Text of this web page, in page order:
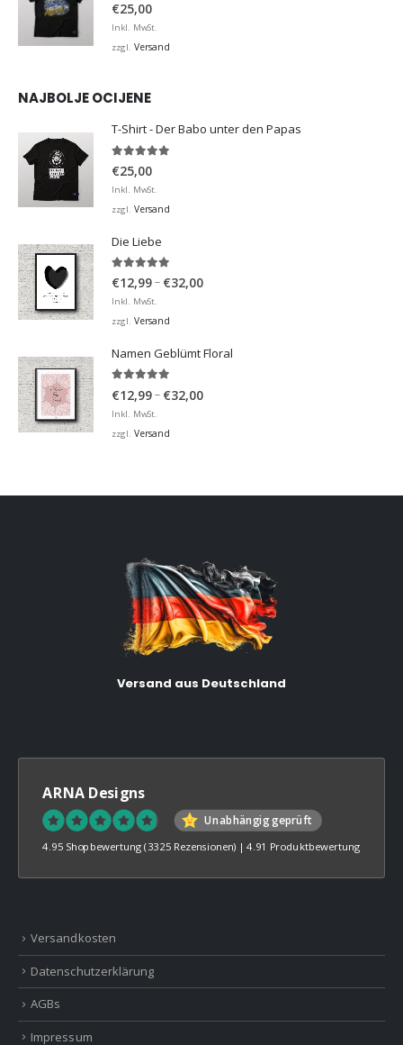
0 von 5
€25,00
Inkl. MwSt.
zzgl. Versand
NAJBOLJE OCIJENE
T-Shirt - Der Babo unter den Papas
€25,00
Inkl. MwSt.
zzgl. Versand
Die Liebe
5.00von 5
€12,99– €32,00Preisspanne:
Inkl. MwSt.
zzgl. Versand
Namen Geblümt Floral
€12,99– €32,00Preisspanne:
Inkl. MwSt.
zzgl. Versand
Versand aus Deutschland
ARNA Designs
Unabhängig geprüft
4.95 Shopbewertung (3325 Rezensionen) |4.91 Produktbewertung
Versandkosten
Datenschutzerklärung
AGBs
Impressum